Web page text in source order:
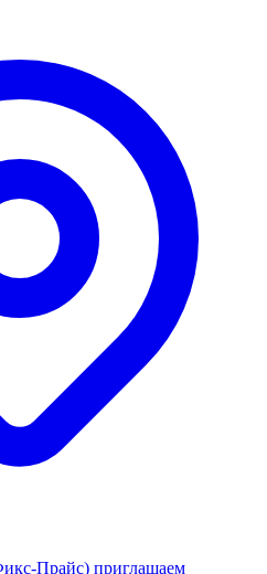
Прaйс) пpиглашaем